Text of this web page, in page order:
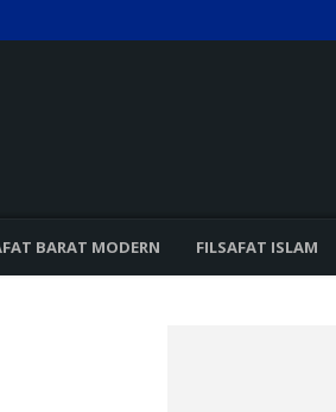
BARAT MODERN FILSAFAT ISLAM